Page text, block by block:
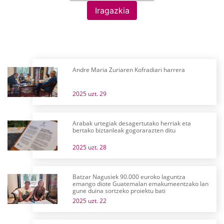
Iragazkia
Andre Maria Zuriaren Kofradiari harrera
2025 uzt. 29
Arabak urtegiak desagertutako herriak eta
bertako biztanleak gogorarazten ditu
2025 uzt. 28
Batzar Nagusiek 90.000 euroko laguntza
emango diote Guatemalan emakumeentzako lan
gune duina sortzeko proiektu bati
2025 uzt. 22